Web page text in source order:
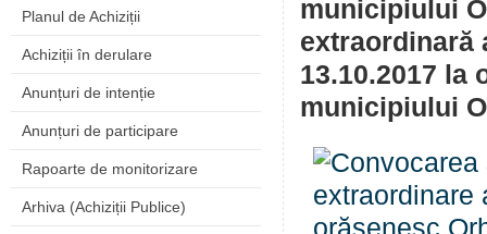
Planul de Achiziții
Achiziții în derulare
Anunțuri de intenție
Anunțuri de participare
Rapoarte de monitorizare
Arhiva (Achiziții Publice)
municipiului
extraordinară
13.10.2017 la
municipiului